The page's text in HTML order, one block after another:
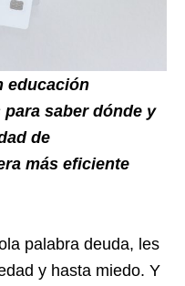
educación
saber dónde y
de
más eficiente
palabra deuda, les
y hasta miedo. Y